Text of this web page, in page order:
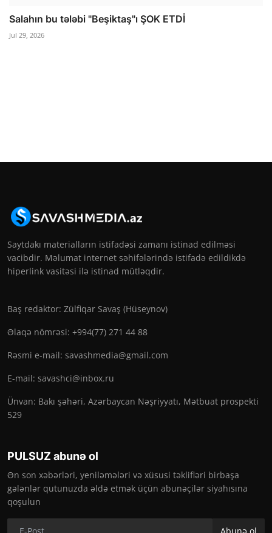
Salahın bu tələbi "Beşiktaş"ı ŞOK ETDİ
Jul 29, 2026
Saytdakı materialların istifadəsi zamanı istinad edilməsi
vacibdir. Məlumat internet səhifələrində istifadə edildikdə
hiperlink vasitəsi ilə istinad mütləqdir.
Baş redaktor: Zülfiqar Savaş (Hüseynov)
Əlaqə nömrəsi: +994(77) 271 44 88
Rəsmi e-mail: savashmedia@gmail.com
E-mail: savashci@inbox.ru
Ünvan: Bakı şəhəri, Azərbaycan Nəşriyyatı, Mətbuat prospekti
529
PULSUZ abunə ol
Ən son xəbərləri, yeniləmələri və xüsusi təklifləri birbaşa
gələnlər qutunuzda əldə etmək üçün abunəçilər siyahısına
qoşulun